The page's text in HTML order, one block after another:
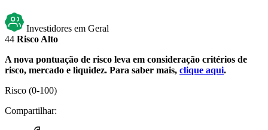
Investidores em Geral
44 Risco Alto
A nova pontuação de risco leva em consideração critérios de
risco, mercado e liquidez. Para saber mais, clique aqui.
Risco (0-100)
Compartilhar: